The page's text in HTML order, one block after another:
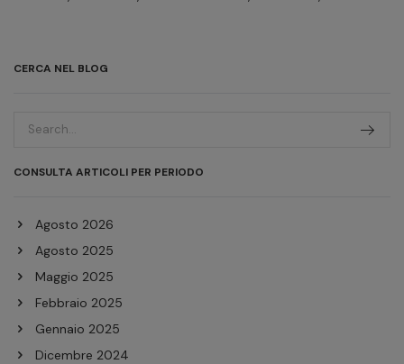
CERCA NEL BLOG
CONSULTA ARTICOLI PER PERIODO
Agosto 2026
Agosto 2025
Maggio 2025
Febbraio 2025
Gennaio 2025
Dicembre 2024